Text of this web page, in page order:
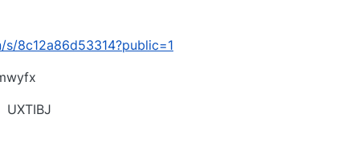
8c12a86d53314?public=1
UXTIBJ